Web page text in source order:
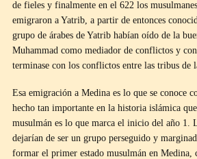
de fieles y finalmente en el 622 los
emigraron a Yatrib, a partir de entonces
grupo de árabes de Yatrib habían oído de la
Muhammad como mediador de conflictos y
terminase con los conflictos entre las tribus de
Esa emigración a Medina es lo que se conoce
hecho tan importante en la historia islámica
musulmán es lo que marca el inicio del año 1.
dejarían de ser un grupo perseguido y
formar el primer estado musulmán en Medina,